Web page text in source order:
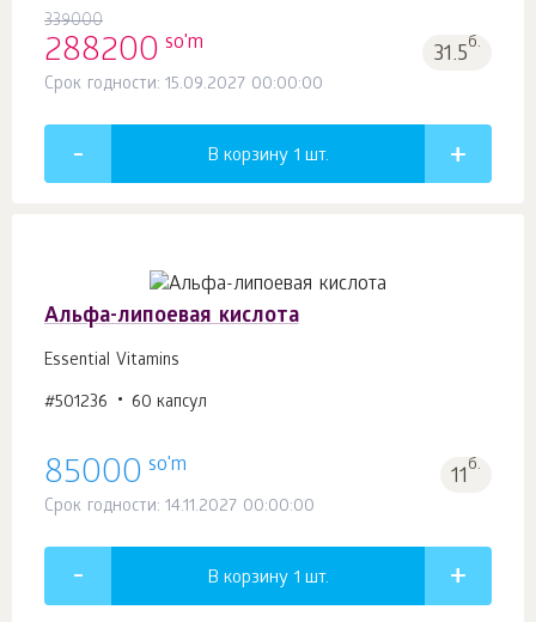
339000
288200 so'm 31.5б.
Срок годности: 15.09.2027 00:00:00
В корзину 1 шт.
Альфа-липоевая кислота
Essential Vitamins
#501236 60 капсул
85000 so'm 11б.
Срок годности: 14.11.2027 00:00:00
В корзину 1 шт.